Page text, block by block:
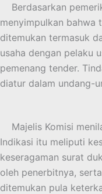
Berdasarkan
menyimpulkan bahwa
ditemukan termasuk
usaha dengan pelaku
pemenang tender.
diatur dalam undang-
Majelis Komisi
Indikasi itu meliputi
keseragaman surat
oleh penerbitnya,
ditemukan pula